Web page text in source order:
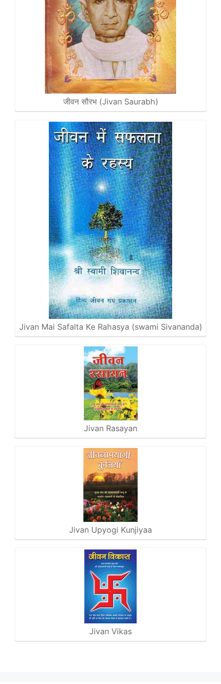
जीवन सौरभ (Jivan Saurabh)
Jivan Mai Safalta Ke Rahasya (swami Sivananda)
Jivan Rasayan
Jivan Upyogi Kunjiyaa
Jivan Vikas